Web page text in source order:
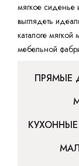
мягкое
выглядеть
каталоге
мебельной
ПРЯМЫЕ